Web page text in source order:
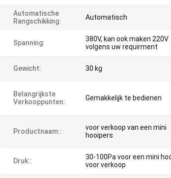
Automatische
Rangschikking:
Automatisch
Spanning:
380V, kan ook maken 220V
volgens uw requirment
Gewicht: 30 kg
Belangrijkste
Verkooppunten:
Gemakkelijk te bedienen
Productnaam::
voor verkoop van een mini
hooipers
Druk::
30-100Pa voor een mini
voor verkoop